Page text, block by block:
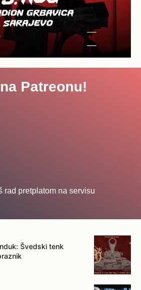
Patreonu!
rad pretplatom na servisu
Švedski tenk